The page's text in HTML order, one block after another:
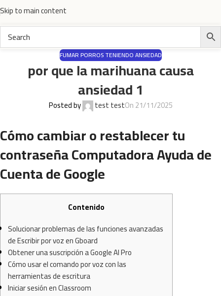
Skip to main content
FUMAR PORROS TENIENDO ANSIEDAD
por que la marihuana causa
ansiedad 1
Posted by test testOn 21/11/2025
Cómo cambiar o restablecer tu
contraseña Computadora Ayuda de
Cuenta de Google
Contenido
Solucionar problemas de las funciones avanzadas
de Escribir por voz en Gboard
Obtener una suscripción a Google AI Pro
Cómo usar el comando por voz con las
herramientas de escritura
Iniciar sesión en Classroom